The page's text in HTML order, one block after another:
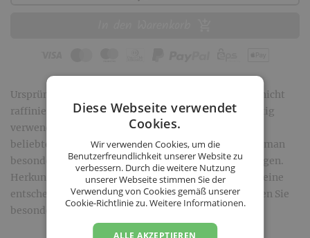
Ursprüngliche Qualität aus schonender Gewinnung, nicht
raffiniert, ohne Rieselhilfe und Zusatzstoffe, Vielseitig
verwendbar zum Würzen von Speisen; Salz ist das
beliebteste Würzmittel und aus diesem Grund sollte man
besonderes Augenmerk auf die Qualität des Salzes legen.
Herkunft, Gewinnung und Verarbeitung spielen hier eine
entscheidende Rolle. Mit dem Natur-Steinsalz würzen Sie
besonders gesund.
Diese Webseite verwendet
Cookies.
Wir verwenden Cookies, um die
Benutzerfreundlichkeit unserer Website zu
verbessern. Durch die weitere Nutzung
unserer Webseite stimmen Sie der
Verwendung von Cookies gemäß unserer
Cookie-Richtlinie zu.Weitere Informationen.
ALLE AKZEPTIEREN